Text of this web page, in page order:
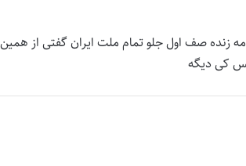
زنده صف اول جلو تمام ملت ایران گفتی از
کی دیگه